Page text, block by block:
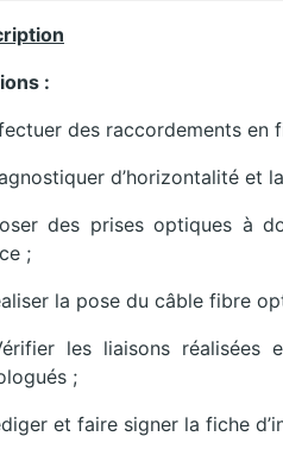
:
des raccordements en
d’horizontalité et
des prises optiques à
;
la pose du câble fibre
les liaisons réalisées
;
et faire signer la fiche